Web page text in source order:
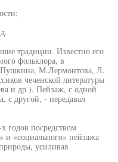
традиции. Известно его
фольклора, в
М.Лермонтова, Л.
чеченской литературы
и др.). Пейзаж, с одной
с другой, - передавал
годов посредством
и «социального» пейзажа
усиливая